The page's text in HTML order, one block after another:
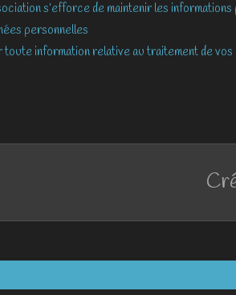
s’efforce de maintenir les
personnelles
toute information relative au traitement de